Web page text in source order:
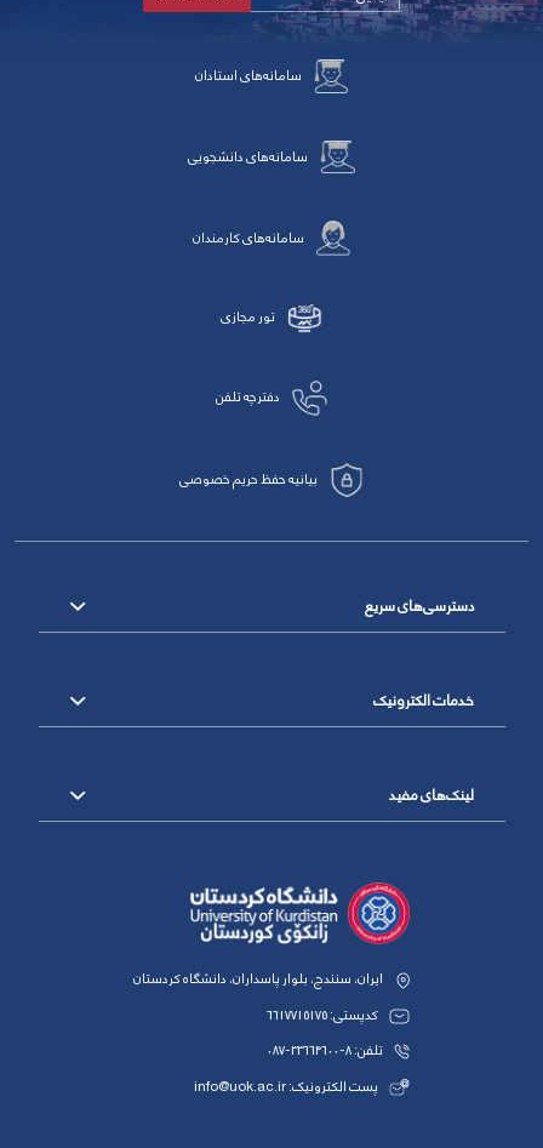
سامانه‌های استادان
سامانه‌های دانشجویی
سامانه‌های کارمندان
تور مجازی
دفترچه تلفن
بیانیه حفظ حریم خصوصی
دسترسی‌های سریع
خدمات الکترونیک
لینک‌های مفید
ایران، سنندج، بلوار پاسداران، دانشگاه کردستان
کدپستی: 6617715175
تلفن: 8-33664600-087
پست الکترونیک: info@uok.ac.ir